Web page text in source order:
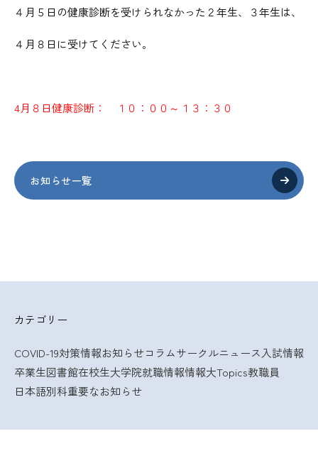
４月５日の健康診断を受けられなかった２年生、３年生は、
４月８日に受けてください。
4月８日健康診断： １０：００～１３：３０
お知らせ一覧
カテゴリー
COVID-19対策情報お知らせコラムサークルニュース入試情報
卒業生図書館在校生大学院就職情報情報大Topics教職員
日本語別科重要なお知らせ